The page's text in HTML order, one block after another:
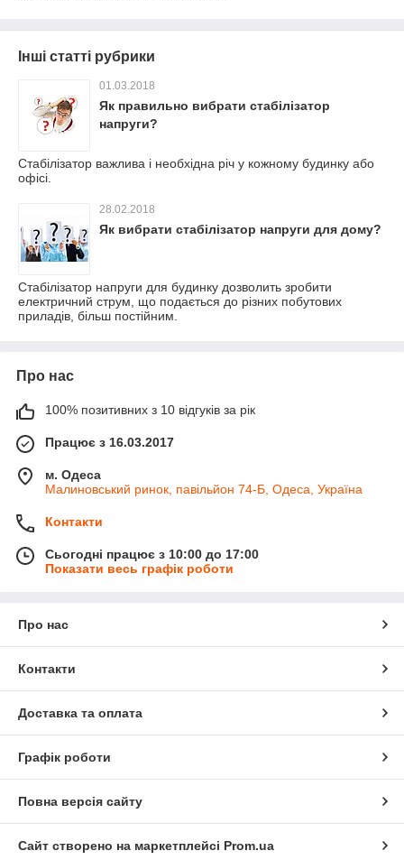
Інші статті рубрики
01.03.2018
Як правильно вибрати стабілізатор
напруги?
Стабілізатор важлива і необхідна річ у кожному будинку або
офісі.
28.02.2018
Як вибрати стабілізатор напруги для дому?
Стабілізатор напруги для будинку дозволить зробити
електричний струм, що подається до різних побутових
приладів, більш постійним.
Про нас
100% позитивних з 10 відгуків за рік
Працює з 16.03.2017
м. Одеса
Малиновський ринок, павільйон 74-Б, Одеса, Україна
Контакти
Сьогодні працює з 10:00 до 17:00
Показати весь графік роботи
Про нас
Контакти
Доставка та оплата
Графік роботи
Повна версія сайту
Сайт створено на маркетплейсі Prom.ua